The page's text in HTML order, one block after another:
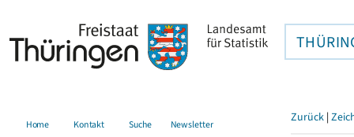
Home Kontakt Suche Newsletter Zurück |